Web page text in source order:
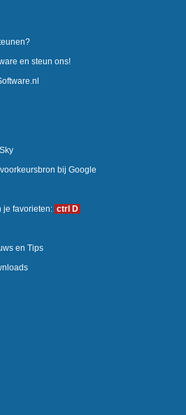
en steun ons!
bij Google
je favorieten: ctrl D
en Tips